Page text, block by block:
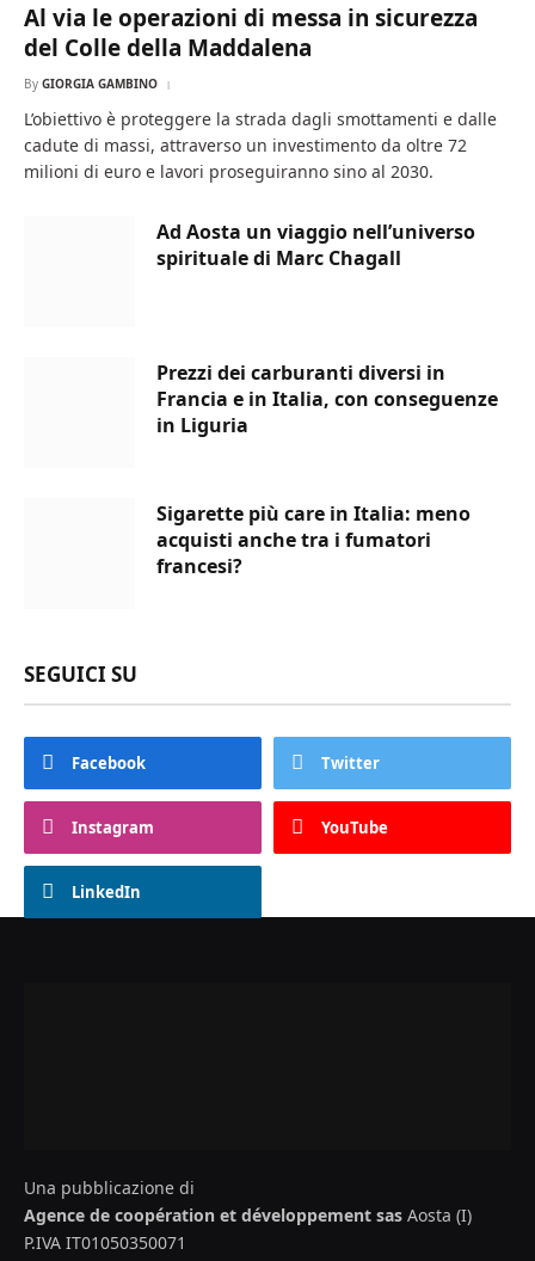
Al via le operazioni di messa in sicurezza
del Colle della Maddalena
By GIORGIA GAMBINO
L’obiettivo è proteggere la strada dagli smottamenti e dalle
cadute di massi, attraverso un investimento da oltre 72
milioni di euro e lavori proseguiranno sino al 2030.
Ad Aosta un viaggio nell’universo
spirituale di Marc Chagall
Prezzi dei carburanti diversi in
Francia e in Italia, con conseguenze
in Liguria
Sigarette più care in Italia: meno
acquisti anche tra i fumatori
francesi?
SEGUICI SU
Facebook Twitter
Instagram YouTube
LinkedIn
Una pubblicazione di
Agence de coopération et développement sas Aosta (I)
P.IVA IT01050350071